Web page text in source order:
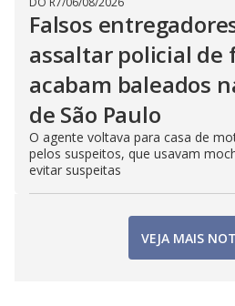
Falsos
assaltar policial de
acabam baleados
de São Paulo
O agente voltava para casa de
pelos suspeitos, que usavam
evitar suspeitas
VEJA MAIS